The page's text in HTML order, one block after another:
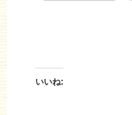
いいね: